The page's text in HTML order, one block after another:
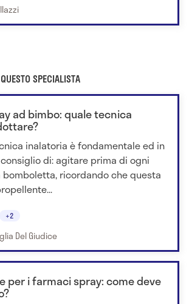
SPECIALISTA
ad bimbo: quale tecnica
inalatoria è fondamentale ed in
di: agitare prima di ogni
bomboletta, ricordando che questa
+2
Del Giudice
per i farmaci spray: come deve